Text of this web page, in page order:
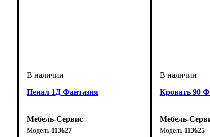
Пенал 1Д Фантазия
Мебель-Сервис
113627
Кровать 90
Мебель-
113625